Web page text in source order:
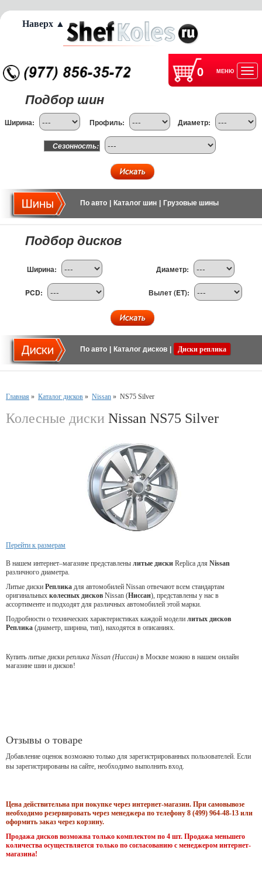
0 МЕНЮ
Подбор шин
Ширина: Профиль: Диаметр:
Сезонность:
По авто Каталог шин Грузовые шины
Подбор дисков
Ширина: Диаметр:
PCD: Вылет (ET):
По авто Каталог дисков Диски реплика
Главная » Каталог дисков » Nissan » NS75 Silver
Колесные диски Nissan NS75 Silver
Перейти к размерам
В нашем интернет–магазине представлены литые диски Replica для Nissan
различного диаметра.
Литые диски Реплика для автомобилей Nissan отвечают всем стандартам
оригинальных колесных дисков Nissan (Ниссан), представлены у нас в
ассортименте и подходят для различных автомобилей этой марки.
Подробности о технических характеристиках каждой модели литых дисков
Реплика (диаметр, ширина, тип), находятся в описаниях.
Купить литые диски реплика Nissan (Ниссан) в Москве можно в нашем онлайн
магазине шин и дисков!
Отзывы о товаре
Добавление оценок возможно только для зарегистрированных пользователей. Если
вы зарегистрированы на сайте, необходимо выполнить вход.
Цена действительна при покупке через интернет-магазин. При самовывозе
необходимо резервировать через менеджера по телефону 8 (499) 964-48-13 или
оформить заказ через корзину.
Продажа дисков возможна только комплектом по 4 шт. Продажа меньшего
количества осуществляется только по согласованию с менеджером интернет-
магазина!
Наверх ▲